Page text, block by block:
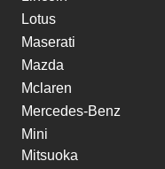
Lotus
Maserati
Mazda
Mclaren
Mercedes-Benz
Mini
Mitsuoka